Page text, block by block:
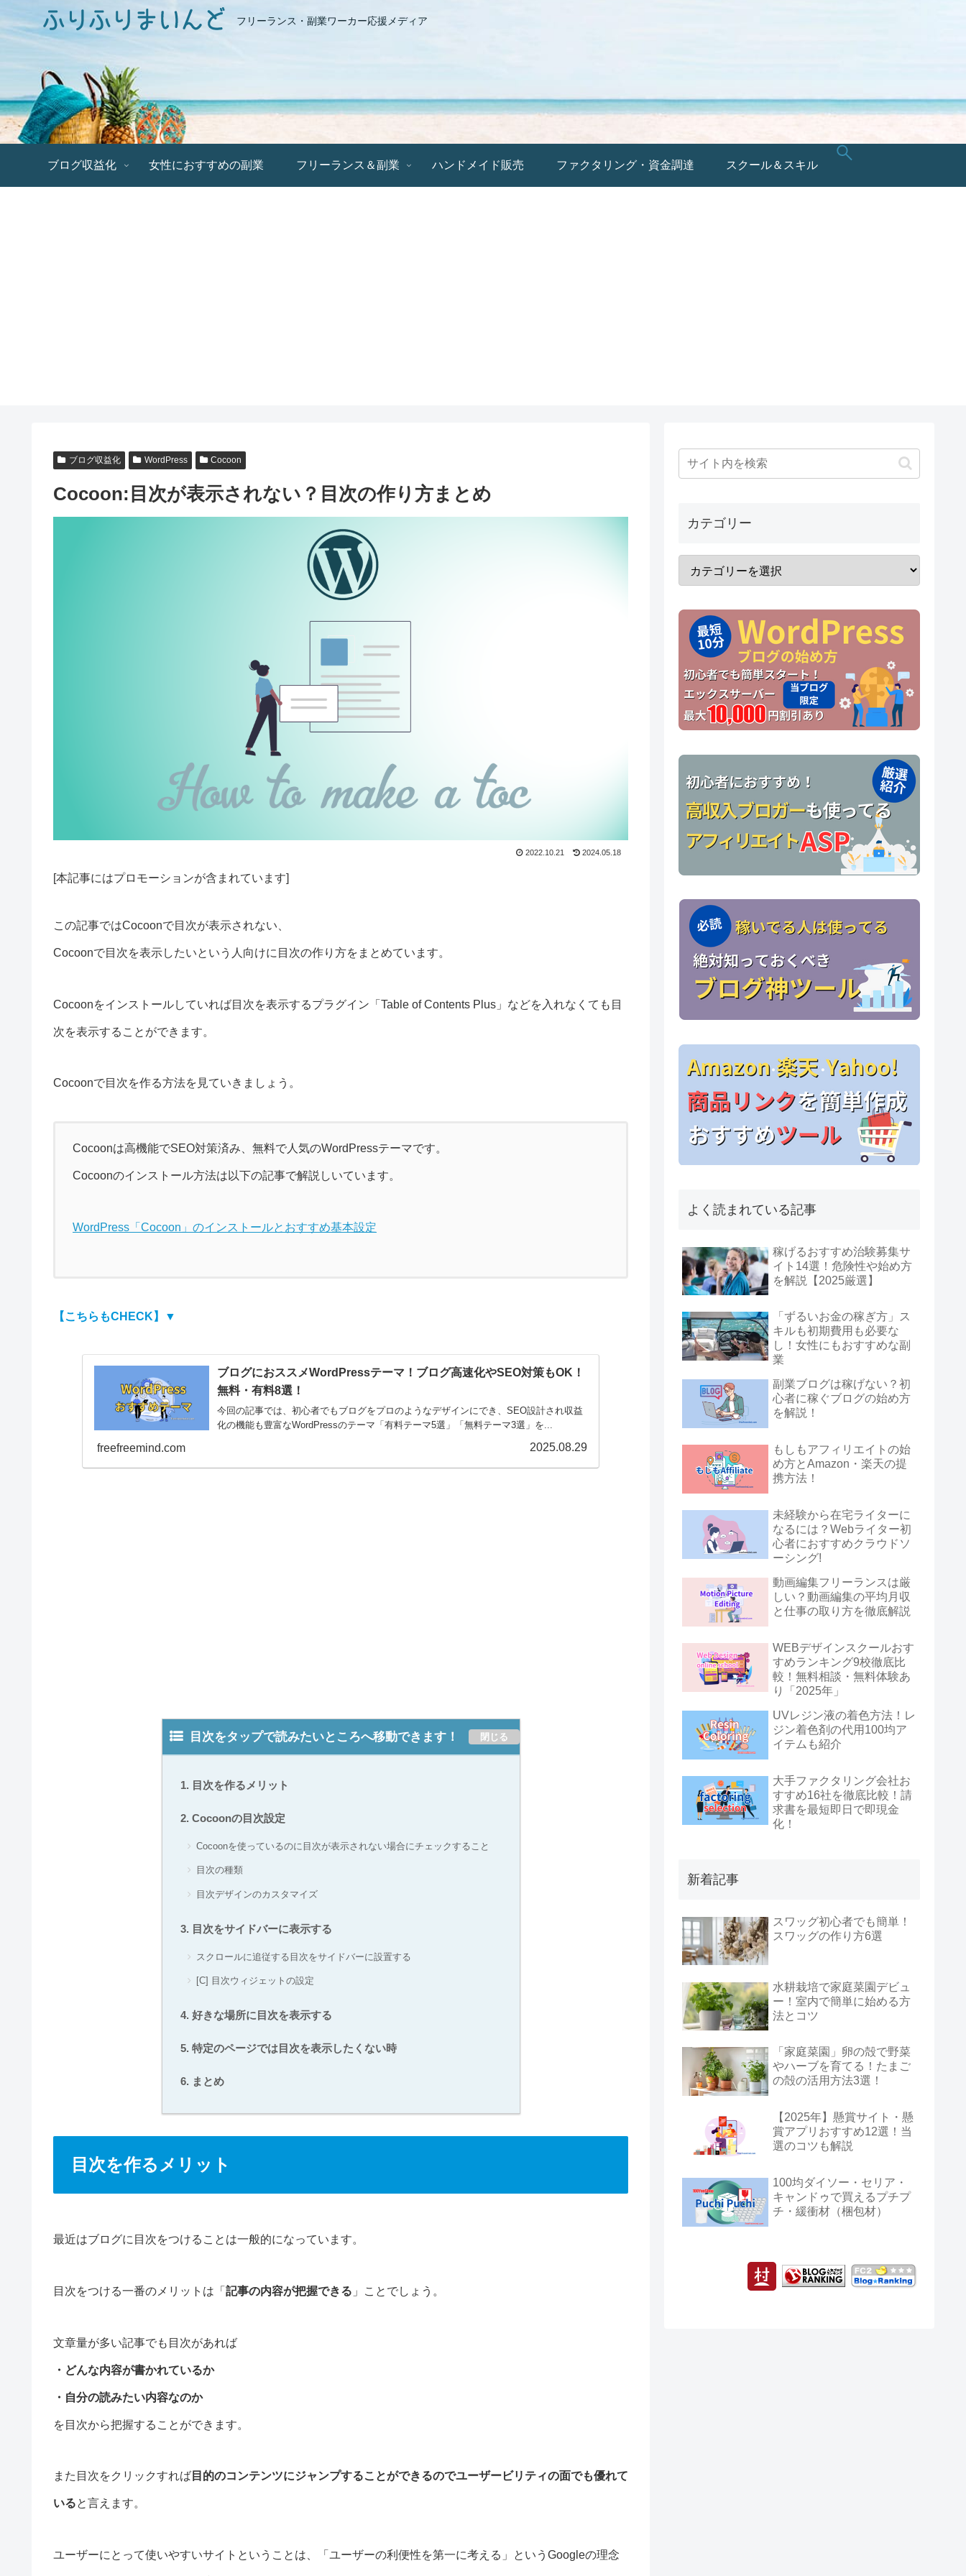
フリーランス・副業ワーカー応援メディア
ブログ収益化 女性におすすめの副業 フリーランス＆副業 ハンドメイド販売 ファクタリング・資金調達 スクール＆スキル
ブログ収益化 WordPress Cocoon
Cocoon:目次が表示されない？目次の作り方まとめ
2022.10.21 2024.05.18
[本記事にはプロモーションが含まれています]
この記事ではCocoonで目次が表示されない、
Cocoonで目次を表示したいという人向けに目次の作り方をまとめています。
Cocoonをインストールしていれば目次を表示するプラグイン「Table of Contents Plus」などを入れなくても目
次を表示することができます。
Cocoonで目次を作る方法を見ていきましょう。
Cocoonは高機能でSEO対策済み、無料で人気のWordPressテーマです。
Cocoonのインストール方法は以下の記事で解説しいています。
WordPress「Cocoon」のインストールとおすすめ基本設定
【こちらもCHECK】▼
ブログにおススメWordPressテーマ！ブログ高速化やSEO対策もOK！
無料・有料8選！
今回の記事では、初心者でもブログをプロのようなデザインにでき、SEO設計され収益
化の機能も豊富なWordPressのテーマ「有料テーマ5選」「無料テーマ3選」を...
freefreemind.com 2025.08.29
目次をタップで読みたいところへ移動できます！
目次を作るメリット
Cocoonの目次設定
Cocoonを使っているのに目次が表示されない場合にチェックすること
目次の種類
目次デザインのカスタマイズ
目次をサイドバーに表示する
スクロールに追従する目次をサイドバーに設置する
[C] 目次ウィジェットの設定
好きな場所に目次を表示する
特定のページでは目次を表示したくない時
まとめ
目次を作るメリット
最近はブログに目次をつけることは一般的になっています。
目次をつける一番のメリットは「 記事の内容が把握できる 」ことでしょう。
文章量が多い記事でも目次があれば
・どんな内容が書かれているか
・自分の読みたい内容なのか
を目次から把握することができます。
また目次をクリックすれば 目的のコンテンツにジャンプすることができるのでユーザービリティの面でも優れて
いると言えます。
ユーザーにとって使いやすいサイトということは、「ユーザーの利便性を第一に考える」というGoogleの理念
カテゴリー
よく読まれている記事
稼げるおすすめ治験募集サ
イト14選！危険性や始め方
を解説【2025厳選】
「ずるいお金の稼ぎ方」ス
キルも初期費用も必要な
し！女性にもおすすめな副
業
副業ブログは稼げない？初
心者に稼ぐブログの始め方
を解説！
もしもアフィリエイトの始
め方とAmazon・楽天の提
携方法！
未経験から在宅ライターに
なるには？Webライター初
心者におすすめクラウドソ
ーシング!
動画編集フリーランスは厳
しい？動画編集の平均月収
と仕事の取り方を徹底解説
WEBデザインスクールおす
すめランキング9校徹底比
較！無料相談・無料体験あ
り「2025年」
UVレジン液の着色方法！レ
ジン着色剤の代用100均ア
イテムも紹介
大手ファクタリング会社お
すすめ16社を徹底比較！請
求書を最短即日で即現金
化！
新着記事
スワッグ初心者でも簡単！
スワッグの作り方6選
水耕栽培で家庭菜園デビュ
ー！室内で簡単に始める方
法とコツ
「家庭菜園」卵の殻で野菜
やハーブを育てる！たまご
の殻の活用方法3選！
【2025年】懸賞サイト・懸
賞アプリおすすめ12選！当
選のコツも解説
100均ダイソー・セリア・
キャンドゥで買えるプチプ
チ・緩衝材（梱包材）